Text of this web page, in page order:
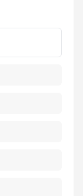
Aydınlatma
belirtilen